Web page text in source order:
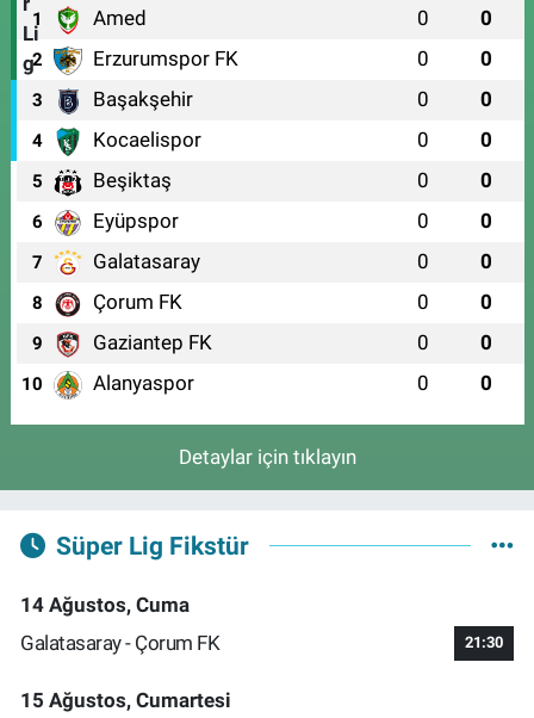
1 Amed 0 0
2 Erzurumspor FK 0 0
3 Başakşehir 0 0
4 Kocaelispor 0 0
5 Beşiktaş 0 0
6 Eyüpspor 0 0
7 Galatasaray 0 0
8 Çorum FK 0 0
9 Gaziantep FK 0 0
10 Alanyaspor 0 0
Detaylar için tıklayın
Süper Lig Fikstür
14 Ağustos, Cuma
Galatasaray - Çorum FK
21:30
15 Ağustos, Cumartesi